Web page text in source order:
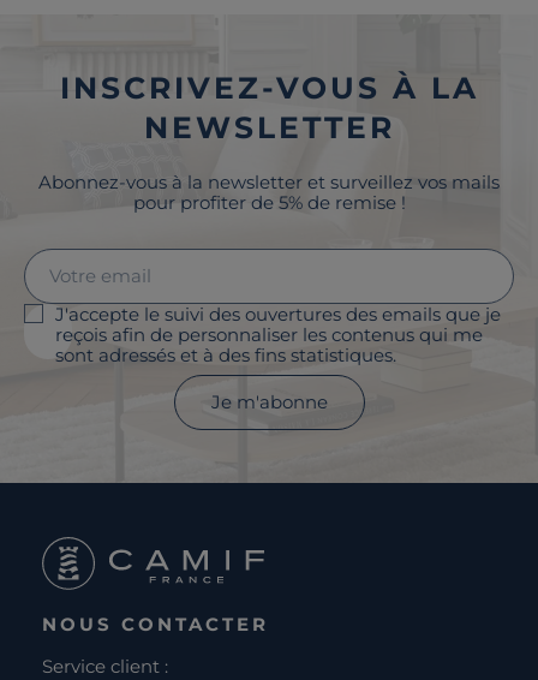
INSCRIVEZ-VOUS À LA
NEWSLETTER
Abonnez-vous à la newsletter et surveillez vos mails
pour profiter de 5% de remise !
J'accepte le suivi des ouvertures des emails que je
reçois afin de personnaliser les contenus qui me
sont adressés et à des fins statistiques.
Je m'abonne
NOUS CONTACTER
Service client :